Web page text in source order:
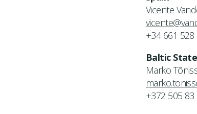
Vicente
+34 661 528
Baltic
Marko
+372 505 83